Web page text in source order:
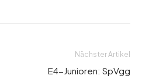
Nächster Artikel
E4-Junioren: SpVgg